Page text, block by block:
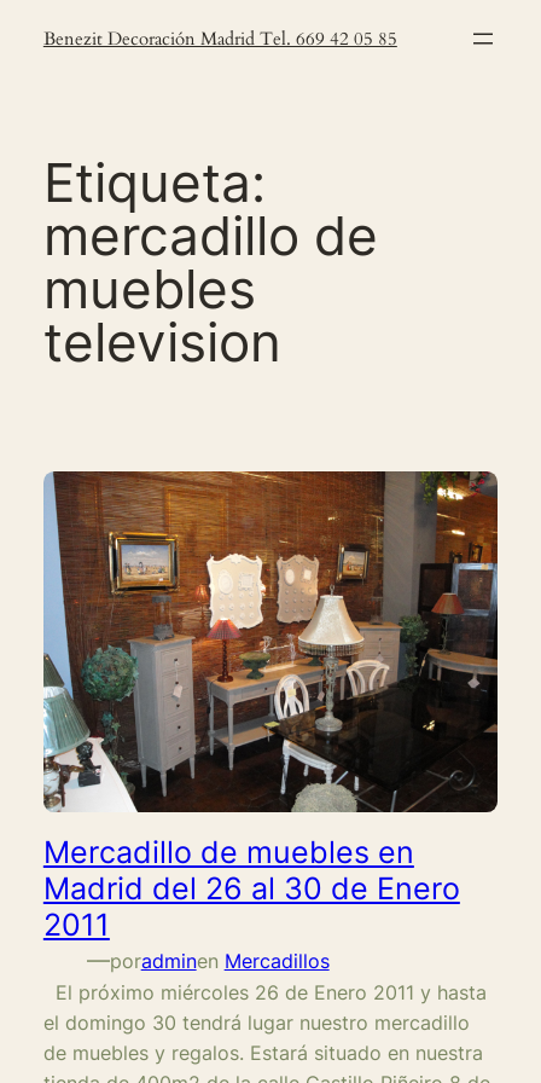
Benezit Decoración Madrid Tel. 669 42 05 85
Etiqueta:
mercadillo de
muebles
television
Mercadillo de muebles en
Madrid del 26 al 30 de Enero
2011
—poradminen Mercadillos
El próximo miércoles 26 de Enero 2011 y hasta
el domingo 30 tendrá lugar nuestro mercadillo
de muebles y regalos. Estará situado en nuestra